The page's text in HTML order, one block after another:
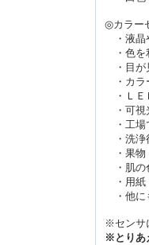
◎カラー
・液晶
・色を
・目が
・カラ
・ＬＥ
・可視
・工場
・洗浄
・果物
・肌の
・用紙
・他に
※センサ
※とりあ